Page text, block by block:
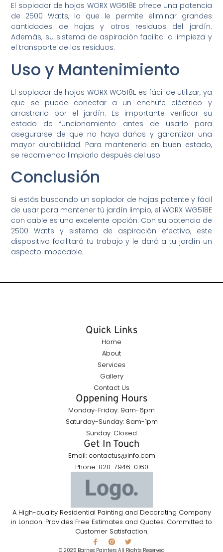
El soplador de hojas WORX WG518E ofrece una potencia
de 2500 Watts, lo que le permite eliminar grandes
cantidades de hojas y otros residuos del jardín.
Además, su sistema de aspiración facilita la limpieza y
el transporte de los residuos.
Uso y Mantenimiento
El soplador de hojas WORX WG518E es fácil de utilizar, ya
que se puede conectar a un enchufe eléctrico y
arrastrarlo por el jardín. Es importante verificar su
estado de funcionamiento antes de usarlo para
asegurarse de que no haya daños y garantizar una
mayor durabilidad. Para mantenerlo en buen estado,
se recomienda limpiarlo después del uso.
Conclusión
Si estás buscando un soplador de hojas potente y fácil
de usar para mantener tú jardín limpio, el WORX WG518E
con cable es una excelente opción. Con su potencia de
2500 Watts y sistema de aspiración efectivo, este
dispositivo facilitará tu trabajo y le dará a tu jardín un
aspecto impecable.
A High-quality Residential Painting and Decorating Company
in London. Provides Free Estimates and Quotes. Committed to
Customer Satisfaction.
© 2026 Barnes Painters All Rights Reserved
Quick Links
Home
About
Services
Gallery
Contact Us
Oppening Hours
Monday-Friday: 9am-6pm
Saturday-Sunday: 8am-1pm
Sunday: Closed
Get In Touch
Email: contactus@info.com
Phone: 020-7946-0160